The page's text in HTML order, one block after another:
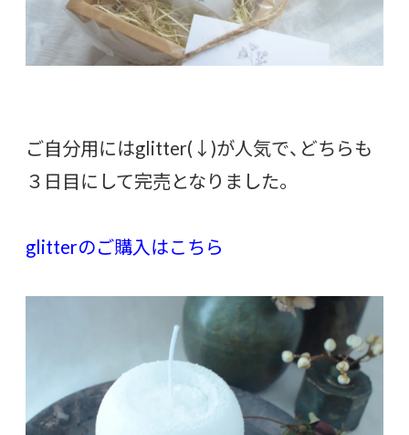
ご自分用にはglitter(↓)が人気で、どちらも
３日目にして完売となりました。
glitterのご購入はこちら